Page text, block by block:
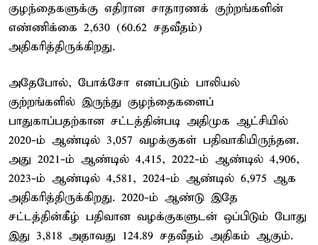
குழந்தைகளுக்கு எதிரான சாதாரணக் குற்றங்களின்
எண்ணிக்கை 2,630 (60.62 சதவீதம்)
அதிகரித்திருக்கிறது.
அதேபோல், போக்சோ எனப்படும் பாலியல்
குற்றங்களில் இருந்து குழந்தைகளைப்
பாதுகாப்பதற்கான சட்டத்தின்படி அதிமுக ஆட்சியில்
2020-ம் ஆண்டில் 3,057 வழக்குகள் பதிவாகியிருந்தன.
அது 2021-ம் ஆண்டில் 4,415, 2022-ம் ஆண்டில் 4,906,
2023-ம் ஆண்டில் 4,581, 2024-ம் ஆண்டில் 6,975 ஆக
அதிகரித்திருக்கிறது. 2020-ம் ஆண்டு இதே
சட்டத்தின்கீழ் பதிவான வழக்குகளுடன் ஒப்பிடும் போது
இது 3,818 அதாவது 124.89 சதவீதம் அதிகம் ஆகும்.